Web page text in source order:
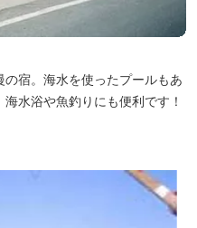
宿。海水を使ったプールもあ
水浴や魚釣りにも便利です！